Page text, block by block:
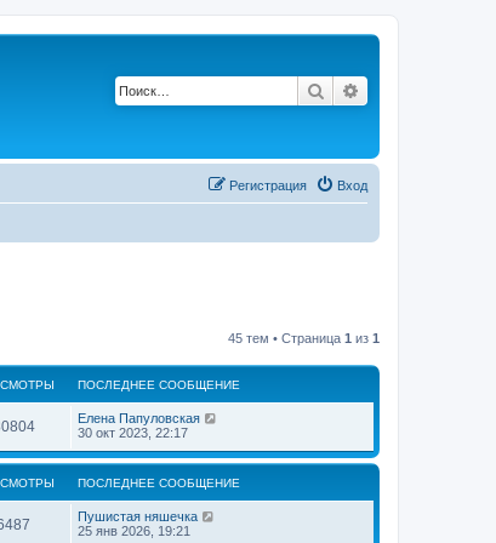
Поиск
Вход
Регистрация
45 тем • Страница 1 из 1
ПОСЛЕДНЕЕ СООБЩЕНИЕ
П
р
о
П
о
л
д
н
е
е
Елена Папуловская
30 окт 2023, 22:17
ПОСЛЕДНЕЕ СООБЩЕНИЕ
П
о
Пушистая няшечка
25 янв 2026, 19:21